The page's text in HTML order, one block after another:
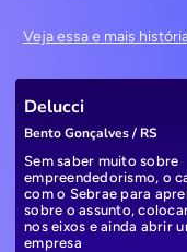
Veja essa e mais
Delucci
Bento Gonçalves / RS
Sem saber muito sobre
empreendedorismo, o
com o Sebrae para
sobre o assunto,
nos eixos e ainda abrir
empresa